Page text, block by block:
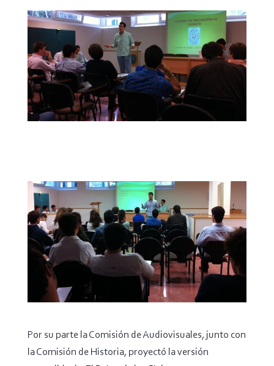
Por su parte la Comisión de Audiovisuales, junto con
la Comisión de Historia, proyectó la versión